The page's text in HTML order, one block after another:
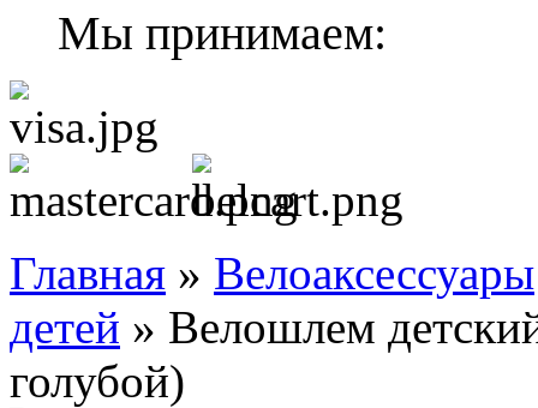
Мы принимаем:
Главная » Велоаксессуары
детей » Велошлем
голубой)